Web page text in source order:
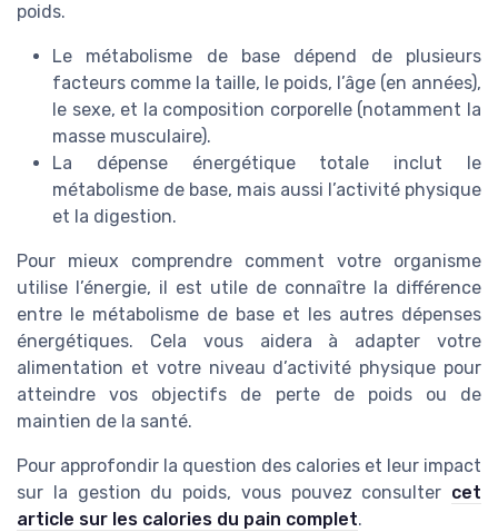
poids.
Le métabolisme de base dépend de plusieurs
facteurs comme la taille, le poids, l’âge (en années),
le sexe, et la composition corporelle (notamment la
masse musculaire).
La dépense énergétique totale inclut le
métabolisme de base, mais aussi l’activité physique
et la digestion.
Pour mieux comprendre comment votre organisme
utilise l’énergie, il est utile de connaître la différence
entre le métabolisme de base et les autres dépenses
énergétiques. Cela vous aidera à adapter votre
alimentation et votre niveau d’activité physique pour
atteindre vos objectifs de perte de poids ou de
maintien de la santé.
Pour approfondir la question des calories et leur impact
sur la gestion du poids, vous pouvez consulter cet
article sur les calories du pain complet.